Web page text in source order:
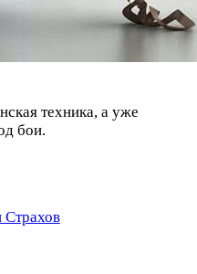
техника, а уже
бои.
Страхов